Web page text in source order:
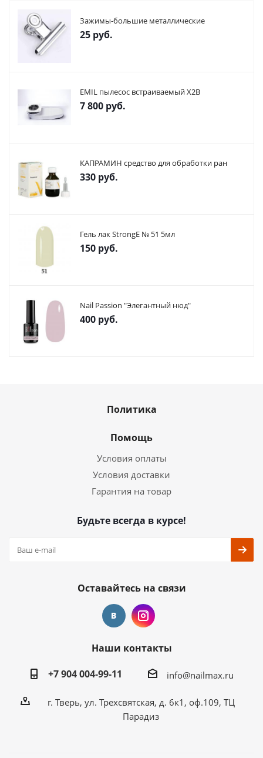
Зажимы-большие металлические
25 руб.
EMIL пылесос встраиваемый X2В
7 800 руб.
КАПРАМИН средство для обработки ран
330 руб.
Гель лак StrongE № 51 5мл
150 руб.
Nail Passion "Элегантный нюд"
400 руб.
Политика
Помощь
Условия оплаты
Условия доставки
Гарантия на товар
Будьте всегда в курсе!
Оставайтесь на связи
Наши контакты
+7 904 004-99-11
info@nailmax.ru
г. Тверь, ул. Трехсвятская, д. 6к1, оф.109, ТЦ
Парадиз